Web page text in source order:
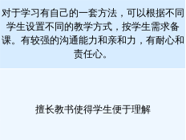
对于学习有自己的一套方法，可以根据不同
学生设置不同的教学方式，按学生需求备
课。有较强的沟通能力和亲和力，有耐心和
责任心。
擅长教书使得学生便于理解